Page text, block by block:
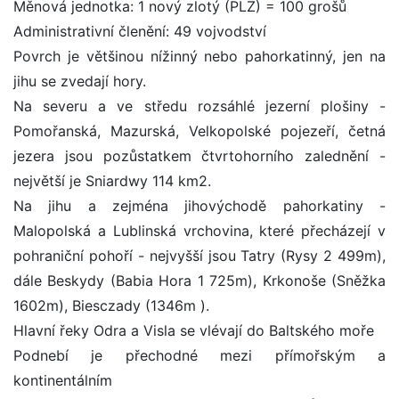
Měnová jednotka: 1 nový zlotý (PLZ) = 100 grošů
Administrativní členění: 49 vojvodství
Povrch je většinou nížinný nebo pahorkatinný, jen na
jihu se zvedají hory.
Na severu a ve středu rozsáhlé jezerní plošiny -
Pomořanská, Mazurská, Velkopolské pojezeří, četná
jezera jsou pozůstatkem čtvrtohorního zalednění -
největší je Sniardwy 114 km2.
Na jihu a zejména jihovýchodě pahorkatiny -
Malopolská a Lublinská vrchovina, které přecházejí v
pohraniční pohoří - nejvyšší jsou Tatry (Rysy 2 499m),
dále Beskydy (Babia Hora 1 725m), Krkonoše (Sněžka
1602m), Biesczady (1346m ).
Hlavní řeky Odra a Visla se vlévají do Baltského moře
Podnebí je přechodné mezi přímořským a
kontinentálním